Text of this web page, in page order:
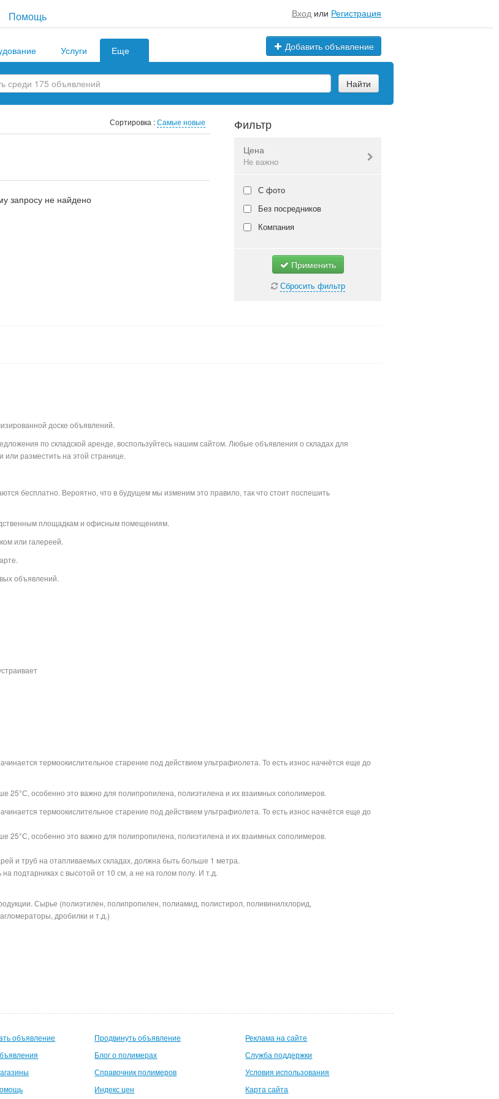
Помощь Вход или Регистрация
Добавить объявление
Услуги Еще
Найти
Сортировка :Самые новые
запросу не найдено
Фильтр
Цена
Не важно
Валюта:руб.
С фото
Без посредников
Компания
Применить
Сбросить фильтр
доске объявлений.
по складской аренде, воспользуйтесь нашим сайтом. Любые объявления о складах для
разместить на этой странице.
бесплатно. Вероятно, что в будущем мы изменим это правило, так что стоит поспешить
площадкам и офисным помещениям.
или галереей.
объявлений.
термоокислительное старение под действием ультрафиолета. То есть износ начнётся еще до
25°С, особенно это важно для полипропилена, полиэтилена и их взаимных сополимеров.
термоокислительное старение под действием ультрафиолета. То есть износ начнётся еще до
25°С, особенно это важно для полипропилена, полиэтилена и их взаимных сополимеров.
и труб на отапливаемых складах, должна быть больше 1 метра.
подтарниках с высотой от 10 см, а не на голом полу. И т.д.
Сырье (полиэтилен, полипропилен, полиамид, полистирол, поливинилхлорид,
дробилки и т.д.)
объявление
Продвинуть объявление
Блог о полимерах
Справочник полимеров
Индекс цен
Реклама на сайте
Служба поддержки
Условия использования
Карта сайта